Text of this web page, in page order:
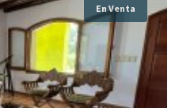
En Venta